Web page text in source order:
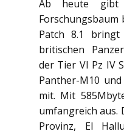
Ab heute gibt
Patch 8.1
britischen
der Tier VI Pz IV
Panther-M10
mit. Mit
umfangreich aus.
Provinz, El